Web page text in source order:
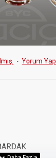
- Yorum Yap